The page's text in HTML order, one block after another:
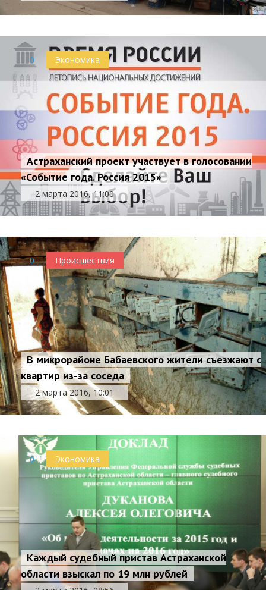
0 Экономика
Астраханский проект участвует в голосовании
«Событие года. Россия 2015»
2 марта 2016, 11:00
0 Происшествия
В микрорайоне Бабаевского жители съезжают с
квартир из-за соседа
2 марта 2016, 10:01
0 Экономика
Каждый судебный пристав Астраханской
области взыскал по 19 млн рублей